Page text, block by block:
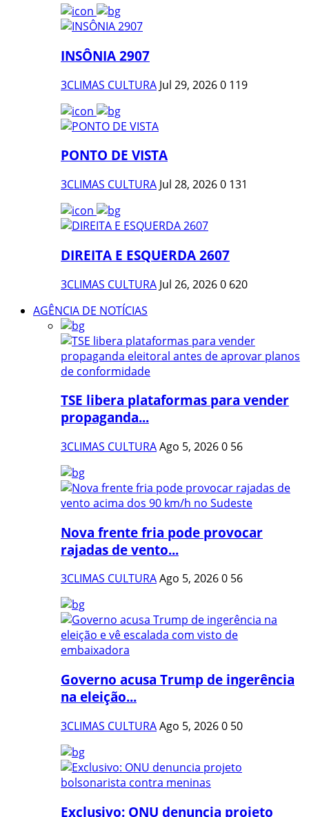
INSÔNIA 2907
3CLIMAS CULTURA Jul 29, 20260 119
PONTO DE VISTA
3CLIMAS CULTURA Jul 28, 20260 131
DIREITA E ESQUERDA 2607
3CLIMAS CULTURA Jul 26, 20260 620
AGÊNCIA DE NOTÍCIAS
TSE libera plataformas para vender
propaganda...
3CLIMAS CULTURAAgo 5, 20260 56
Nova frente fria pode provocar
rajadas de vento...
3CLIMAS CULTURAAgo 5, 20260 56
Governo acusa Trump de ingerência
na eleição...
3CLIMAS CULTURAAgo 5, 20260 50
Exclusivo: ONU denuncia projeto